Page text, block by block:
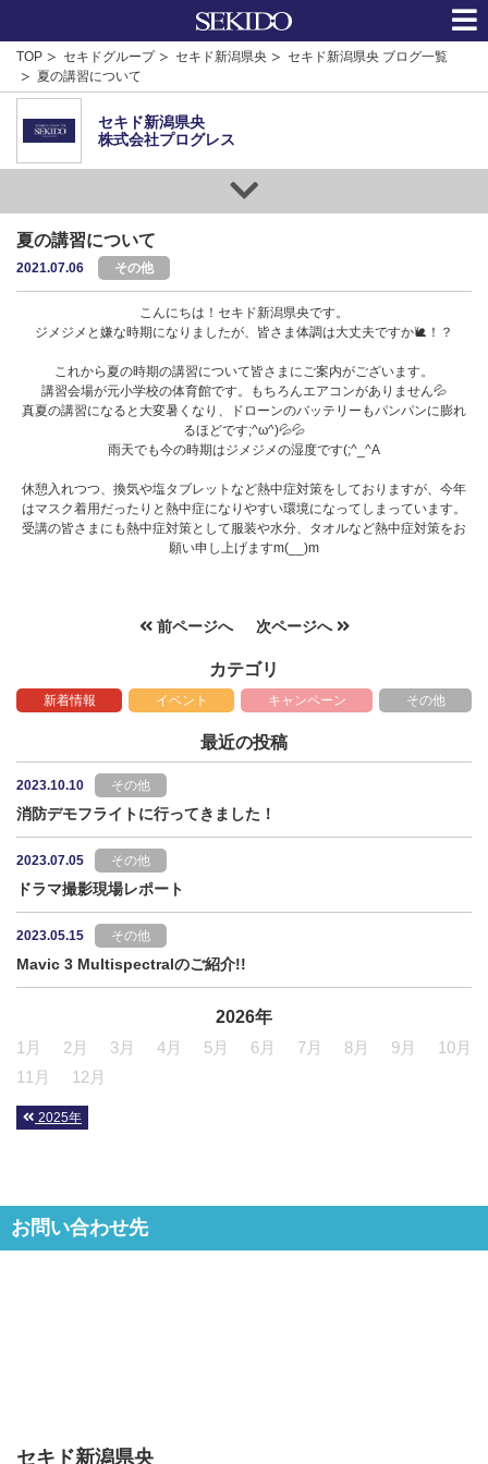
TOP セキドグループ セキド新潟県央
セキド新潟県央 ブログ一覧
夏の講習について
セキド新潟県央
株式会社プログレス
夏の講習について
2021.07.06 その他
こんにちは！セキド新潟県央です。
ジメジメと嫌な時期になりましたが、皆さま体調は大丈夫ですか🐌！？
これから夏の時期の講習について皆さまにご案内がございます。
講習会場が元小学校の体育館です。もちろんエアコンがありません💦
真夏の講習になると大変暑くなり、ドローンのバッテリーもパンパンに膨れ
るほどです;^ω^)💦💦
雨天でも今の時期はジメジメの湿度です(;^_^A
休憩入れつつ、換気や塩タブレットなど熱中症対策をしておりますが、今年
はマスク着用だったりと熱中症になりやすい環境になってしまっています。
受講の皆さまにも熱中症対策として服装や水分、タオルなど熱中症対策をお
願い申し上げますm(__)m
前ページへ 次ページへ
カテゴリ
新着情報 イベント キャンペーン その他
最近の投稿
2023.10.10 その他
消防デモフライトに行ってきました！
2023.07.05 その他
ドラマ撮影現場レポート
2023.05.15 その他
Mavic 3 Multispectralのご紹介!!
2026年
1月
2月 3月 4月 5月 6月 7月 8月 9月
10月
11月
12月
2025年
お問い合わせ先
セキド新潟県央